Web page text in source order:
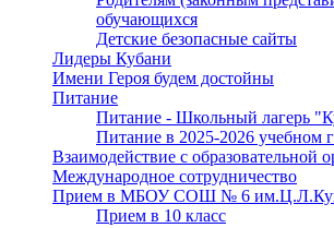
обучающихся
Детские безопасные сайты
Лидеры Кубани
Имени Героя будем достойны
Питание
Питание - Школьный лагерь
Питание в 2025-2026 учебном
Взаимодействие с образовательной
Международное сотрудничество
Прием в МБОУ СОШ № 6
Прием в 10 класс